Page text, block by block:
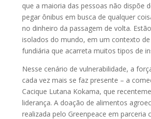
que a maioria das pessoas não dispõe
pegar ônibus em busca de qualquer
no dinheiro da passagem de volta.
isolados do mundo, em um contexto de
fundiária que acarreta muitos tipos de
Nesse cenário de vulnerabilidade, a
cada vez mais se faz presente – a
Cacique Lutana Kokama, que
liderança. A doação de alimentos
realizada pelo Greenpeace em parceria